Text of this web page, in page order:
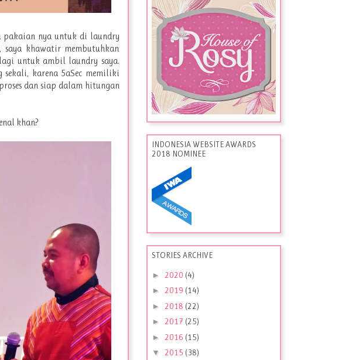
pakaian nya untuk di laundry
saya khawatir membutuhkan
untuk ambil laundry saya.
sekali, karena 5aSec memiliki
dan siap dalam hitungan
khan?
INDONESIA WEBSITE AWARDS
2018 NOMINEE
STORIES ARCHIVE
► 2020 (4)
► 2019 (14)
► 2018 (22)
► 2017 (25)
► 2016 (15)
▼ 2015 (38)